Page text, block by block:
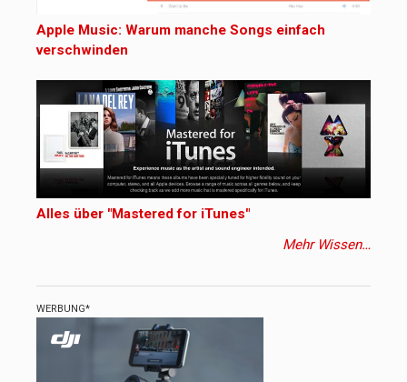
Apple Music: Warum manche Songs einfach
verschwinden
Alles über "Mastered for iTunes"
Mehr Wissen…
WERBUNG*